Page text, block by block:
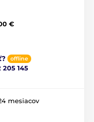
€
offline
205 145
mesiacov